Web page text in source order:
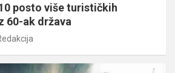
posto više turističkih
60-ak država